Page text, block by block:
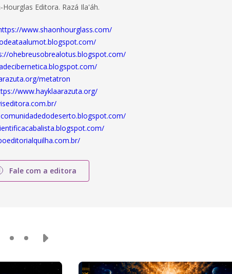
Editora. Razá Ila'áh.
www.shaonhourglass.com/
ohebreusobrealotus.blogspot.com/
metatron
www.hayklaarazuta.org/
comunidadedodeserto.blogspot.com/
Fale com a editora